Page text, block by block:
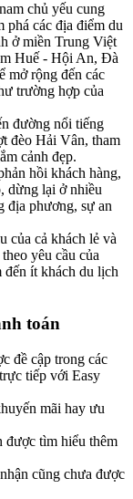
chủ yếu cung
phá các địa điểm du
ở miền Trung Việt
Huế - Hội An, Đà
mở rộng đến các
trường hợp của
đường nổi tiếng
đèo Hải Vân, tham
cảnh đẹp.
hồi khách hàng,
dừng lại ở nhiều
địa phương, sự an
của cả khách lẻ và
yêu cầu của
đến ít khách du lịch
toán
đề cập trong các
tiếp với Easy
mãi hay ưu
được tìm hiểu thêm
cũng chưa được